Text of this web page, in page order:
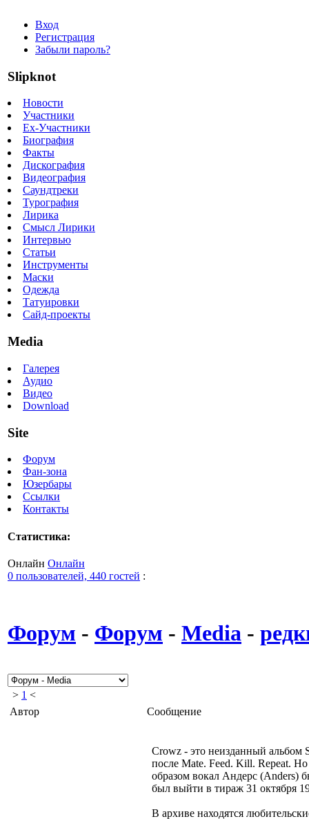
Вход
Регистрация
Забыли пароль?
Slipknot
Новости
Участники
Ex-Участники
Биография
Факты
Дискография
Видеография
Саундтреки
Турография
Лирика
Смысл Лирики
Интервью
Статьи
Инструменты
Маски
Одежда
Татуировки
Сайд-проекты
Media
Галерея
Аудио
Видео
Download
Site
Форум
Фан-зона
Юзербары
Ссылки
Контакты
Статистика:
Онлайн Онлайн
0 пользователей, 440 гостей :
Форум - Форум - Media -
> 1 <
Автор
Сообщение
Crowz - это неизданный
после Mate. Feed. Kill. Repeat.
образом вокал Андерс (Anders)
был выйти в тираж 31 октября
В архиве находятся